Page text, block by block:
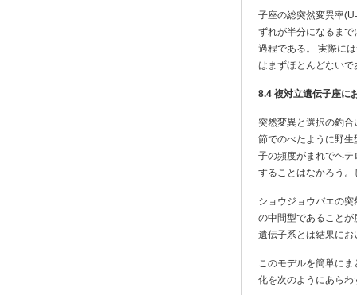
子座の総突然変異率
ずれが半分になるま
過程である。 実際に
はまずほとんどないで
8.4 複対立遺伝子座に
突然変異と選択の釣
節でのべたように野
子の頻度がまれでヘ
することはなかろう
ショウジョウバエの
の中間型であること
遺伝子系とは結果に
このモデルを簡単に
化を次のようにあらわ